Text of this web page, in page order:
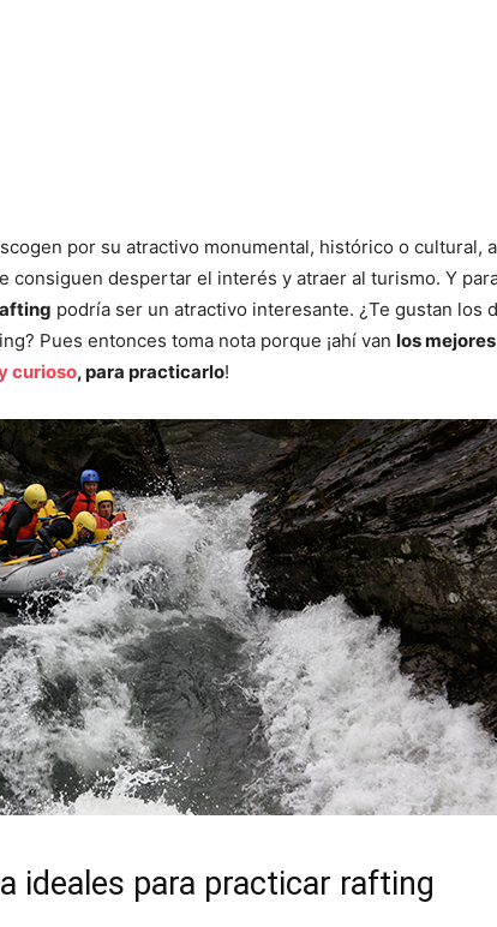
por su atractivo monumental, histórico o cultural,
consiguen despertar el interés y atraer al turismo. Y
podría ser un atractivo interesante. ¿Te gustan los
Pues entonces toma nota porque ¡ahí van los
curioso, para practicarlo!
ideales para practicar rafting